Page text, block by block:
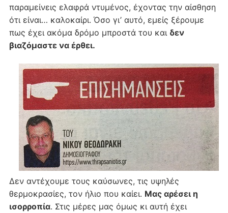
παραμείνεις ελαφρά ντυμένος, έχοντας την αίσθηση
ότι είναι… καλοκαίρι. Όσο γι’ αυτό, εμείς ξέρουμε
πως έχει ακόμα δρόμο μπροστά του και δεν
βιαζόμαστε να έρθει.
Δεν αντέχουμε τους καύσωνες, τις υψηλές
θερμοκρασίες, τον ήλιο που καίει. Μας αρέσει η
ισορροπία. Στις μέρες μας όμως κι αυτή έχει